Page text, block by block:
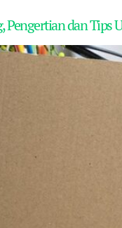
Pengertian dan Tips